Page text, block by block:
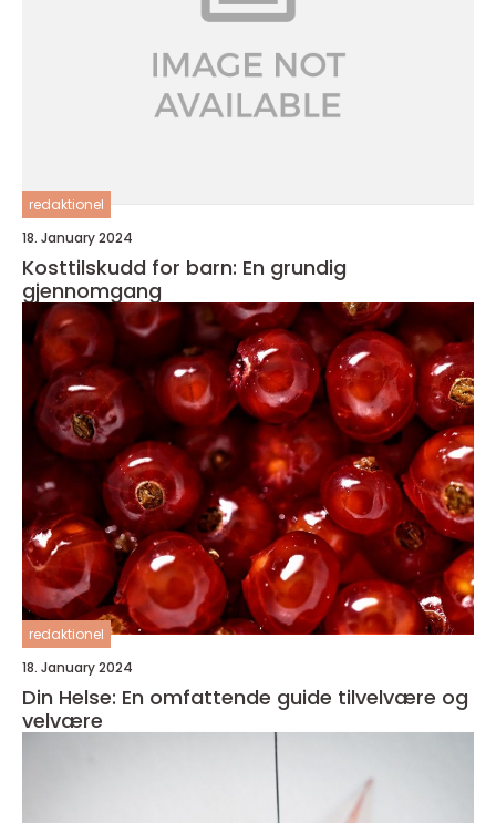
redaktionel
18. January 2024
Kosttilskudd for barn: En grundig
gjennomgang
redaktionel
18. January 2024
Din Helse: En omfattende guide tilvelvære og
velvære